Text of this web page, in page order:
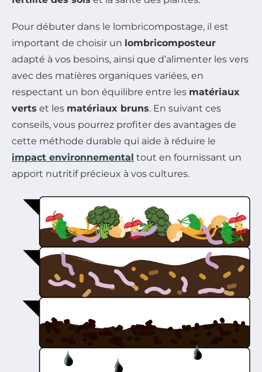
Pour débuter dans le lombricompostage, il est
important de choisir un lombricomposteur
adapté à vos besoins, ainsi que d’alimenter les vers
avec des matières organiques variées, en
respectant un bon équilibre entre les matériaux
verts et les matériaux bruns. En suivant ces
conseils, vous pourrez profiter des avantages de
cette méthode durable qui aide à réduire le
impact environnemental tout en fournissant un
apport nutritif précieux à vos cultures.